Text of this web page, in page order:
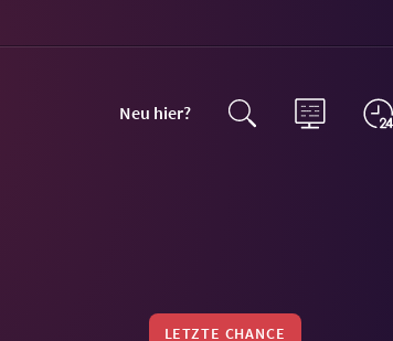
Neu hier?
LETZTE CHANCE